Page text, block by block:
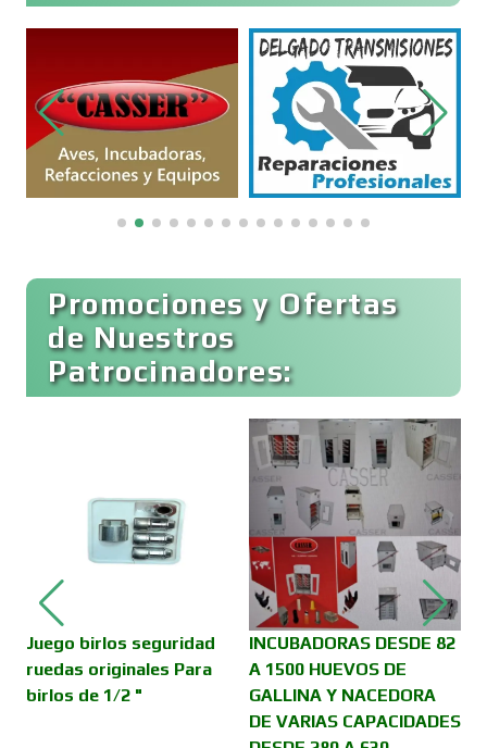
Combustibles y Lubricantes
Compresores de aire
Computadoras
Conferencias Empresariales
Construcciones en General
Control de Plagas
Conversiones Automotrices
Promociones y Ofertas
de Nuestros
Patrocinadores:
Juego birlos seguridad
ruedas originales Para
birlos de 1/2 "
INCUBADORAS DESDE 82
A 1500 HUEVOS DE
GALLINA Y NACEDORA
DE VARIAS CAPACIDADES